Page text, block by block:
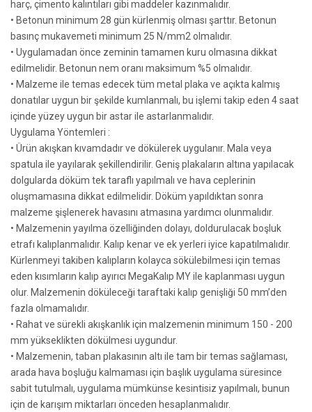
harç, çimento kalıntıları gibi maddeler kazınmalıdır.
• Betonun minimum 28 gün kürlenmiş olması şarttır. Betonun
basınç mukavemeti minimum 25 N/mm2 olmalıdır.
• Uygulamadan önce zeminin tamamen kuru olmasına dikkat
edilmelidir. Betonun nem oranı maksimum %5 olmalıdır.
• Malzeme ile temas edecek tüm metal plaka ve açıkta kalmış
donatılar uygun bir şekilde kumlanmalı, bu işlemi takip eden 4 saat
içinde yüzey uygun bir astar ile astarlanmalıdır.
Uygulama Yöntemleri :
• Ürün akışkan kıvamdadır ve dökülerek uygulanır. Mala veya
spatula ile yayılarak şekillendirilir. Geniş plakaların altına yapılacak
dolgularda döküm tek taraflı yapılmalı ve hava ceplerinin
oluşmamasına dikkat edilmelidir. Döküm yapıldıktan sonra
malzeme şişlenerek havasını atmasına yardımcı olunmalıdır.
• Malzemenin yayılma özelliğinden dolayı, doldurulacak boşluk
etrafı kalıplanmalıdır. Kalıp kenar ve ek yerleri iyice kapatılmalıdır.
Kürlenmeyi takiben kalıpların kolayca sökülebilmesi için temas
eden kısımların kalıp ayırıcı MegaKalıp MY ile kaplanması uygun
olur. Malzemenin döküleceği taraftaki kalıp genişliği 50 mm’den
fazla olmamalıdır.
• Rahat ve sürekli akışkanlık için malzemenin minimum 150 - 200
mm yükseklikten dökülmesi uygundur.
• Malzemenin, taban plakasının altı ile tam bir temas sağlaması,
arada hava boşluğu kalmaması için başlık uygulama süresince
sabit tutulmalı, uygulama mümkünse kesintisiz yapılmalı, bunun
için de karışım miktarları önceden hesaplanmalıdır.